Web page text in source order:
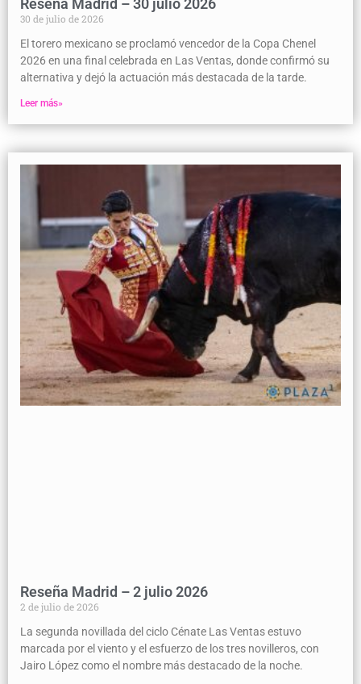
Reseña Madrid – 30 julio 2026
30 de julio de 2026
El torero mexicano se proclamó vencedor de la Copa Chenel
2026 en una final celebrada en Las Ventas, donde confirmó su
alternativa y dejó la actuación más destacada de la tarde.
Leer más»
Reseña Madrid – 2 julio 2026
2 de julio de 2026
La segunda novillada del ciclo Cénate Las Ventas estuvo
marcada por el viento y el esfuerzo de los tres novilleros, con
Jairo López como el nombre más destacado de la noche.